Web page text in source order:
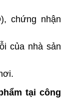
chứng nhận
của nhà sản
tại công